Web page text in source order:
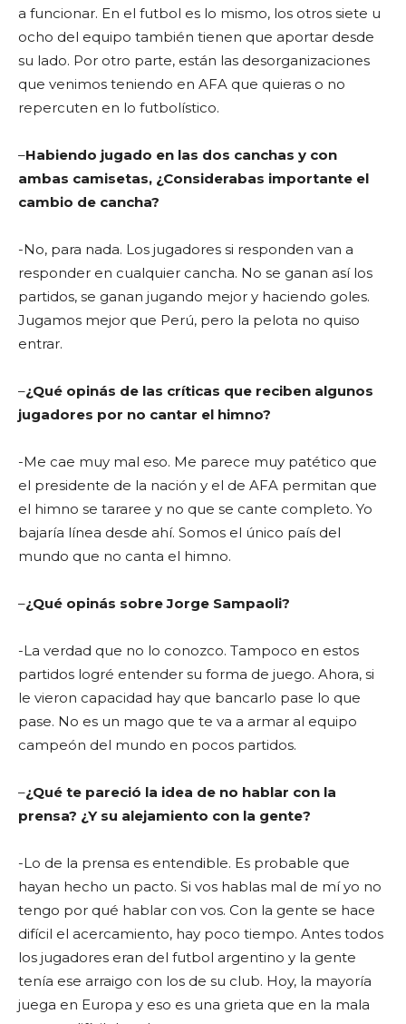
a funcionar. En el futbol es lo mismo, los otros siete u
ocho del equipo también tienen que aportar desde
su lado. Por otro parte, están las desorganizaciones
que venimos teniendo en AFA que quieras o no
repercuten en lo futbolístico.
–Habiendo jugado en las dos canchas y con
ambas camisetas, ¿Considerabas importante el
cambio de cancha?
-No, para nada. Los jugadores si responden van a
responder en cualquier cancha. No se ganan así los
partidos, se ganan jugando mejor y haciendo goles.
Jugamos mejor que Perú, pero la pelota no quiso
entrar.
–¿Qué opinás de las críticas que reciben algunos
jugadores por no cantar el himno?
-Me cae muy mal eso. Me parece muy patético que
el presidente de la nación y el de AFA permitan que
el himno se tararee y no que se cante completo. Yo
bajaría línea desde ahí. Somos el único país del
mundo que no canta el himno.
–¿Qué opinás sobre Jorge Sampaoli?
-La verdad que no lo conozco. Tampoco en estos
partidos logré entender su forma de juego. Ahora, si
le vieron capacidad hay que bancarlo pase lo que
pase. No es un mago que te va a armar al equipo
campeón del mundo en pocos partidos.
–¿Qué te pareció la idea de no hablar con la
prensa? ¿Y su alejamiento con la gente?
-Lo de la prensa es entendible. Es probable que
hayan hecho un pacto. Si vos hablas mal de mí yo no
tengo por qué hablar con vos. Con la gente se hace
difícil el acercamiento, hay poco tiempo. Antes todos
los jugadores eran del futbol argentino y la gente
tenía ese arraigo con los de su club. Hoy, la mayoría
juega en Europa y eso es una grieta que en la mala